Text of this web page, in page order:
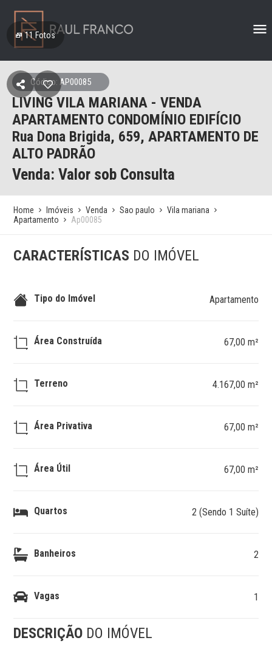
11 Fotos
Código: AP00085
LIVING VILA MARIANA - VENDA
APARTAMENTO CONDOMÍNIO EDIFÍCIO
Rua Dona Brigida, 659, APARTAMENTO DE
ALTO PADRÃO
Venda: Valor sob Consulta
Home Imóveis Venda Sao paulo
Vila mariana
Apartamento
Ap00085
CARACTERÍSTICAS DO IMÓVEL
Tipo do Imóvel Apartamento
Área Construída 67,00 m²
Terreno 4.167,00 m²
Área Privativa 67,00 m²
Área Útil 67,00 m²
Quartos 2 (Sendo 1 Suíte)
Banheiros 2
Vagas 1
DESCRIÇÃO DO IMÓVEL